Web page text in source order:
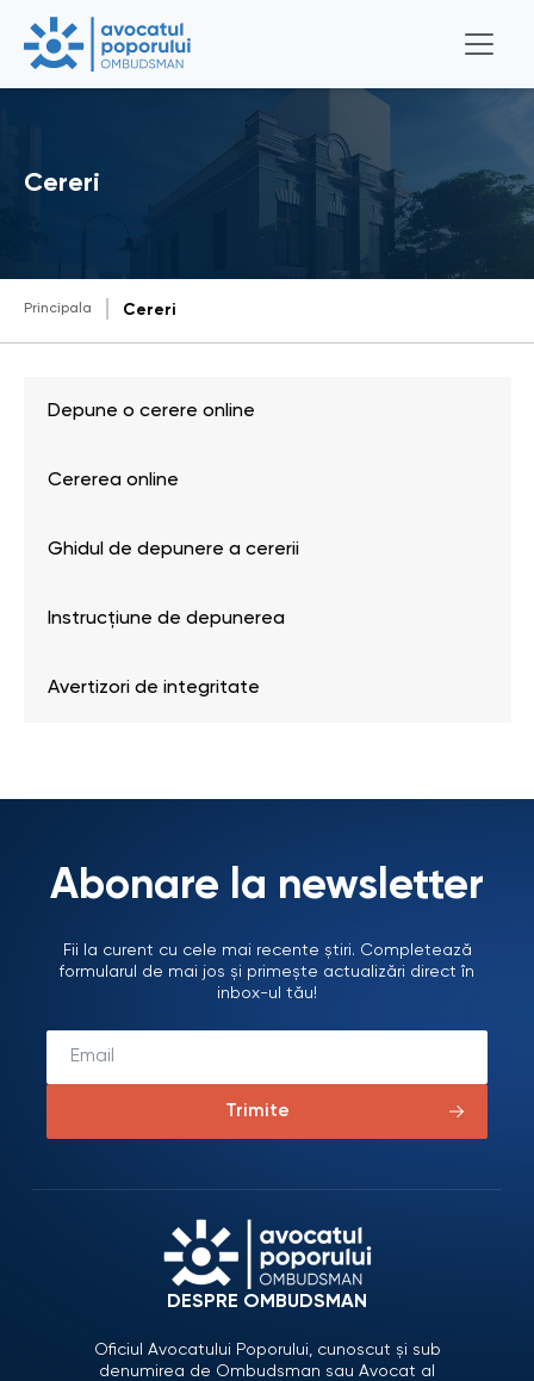
Cereri
Principala Cereri
Depune o cerere online
Cererea online
Ghidul de depunere a cererii
Instrucțiune de depunerea
Avertizori de integritate
Abonare la newsletter
Fii la curent cu cele mai recente știri. Completează
formularul de mai jos și primește actualizări direct în
inbox-ul tău!
Trimite
DESPRE OMBUDSMAN
Oficiul Avocatului Poporului, cunoscut și sub
denumirea de Ombudsman sau Avocat al